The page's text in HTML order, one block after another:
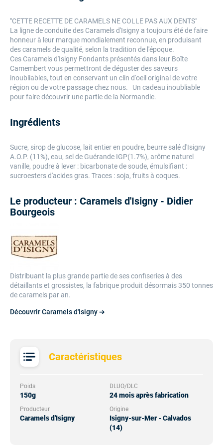
Caractéristiques
Poids
150g
DLUO/DLC
24 mois après fabrication
Producteur
Caramels d'Isigny
Origine
Isigny-sur-Mer - Calvados
(14)
"CETTE RECETTE DE CARAMELS NE COLLE PAS AUX DENTS"
La ligne de conduite des Caramels d'Isigny a toujours été de faire
honneur à leur marque mondialement reconnue, en produisant
des caramels de qualité, selon la tradition de l'époque.
Ces Caramels d'Isigny Fondants présentés dans leur Boîte
Camembert vous permettront de déguster des saveurs
inoubliables, tout en conservant un clin d'oeil original de votre
région ou de votre passage chez nous. Un cadeau inoubliable
pour faire découvrir une partie de la Normandie.
Ingrédients
Sucre, sirop de glucose, lait entier en poudre, beurre salé d'Isigny
A.O.P. (11%), eau, sel de Guérande IGP(1.7%), arôme naturel
vanille, poudre à lever : bicarbonate de soude, émulsifiant :
sucroesters d'acides gras. Traces : soja, fruits à coques.
Le producteur : Caramels d'Isigny - Didier
Bourgeois
Distribuant la plus grande partie de ses confiseries à des
détaillants et grossistes, la fabrique produit désormais 350 tonnes
de caramels par an.
Découvrir Caramels d'Isigny ➔